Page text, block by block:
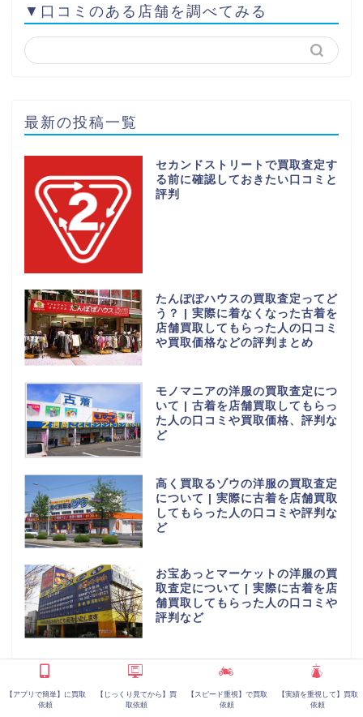
▼口コミのある店舗を調べてみる
最新の投稿一覧
セカンドストリートで買取査定す
る前に確認しておきたい口コミと
評判
たんぽぽハウスの買取査定ってど
う？ | 実際に着なくなった古着を
店舗買取してもらった人の口コミ
や買取価格などの評判まとめ
モノマニアの洋服の買取査定につ
いて | 古着を店舗買取してもらっ
た人の口コミや買取価格、評判な
ど
高く買取るゾウの洋服の買取査定
について | 実際に古着を店舗買取
してもらった人の口コミや評判な
ど
お宝あっとマーケットの洋服の買
取査定について | 実際に古着を店
舗買取してもらった人の口コミや
評判など
人気のある検索キーワード
【アプリで簡単】に買取
依頼
【じっくり見てから】買
取依頼
【スピード重視】で買取
依頼
【実績を重視して】買取
依頼